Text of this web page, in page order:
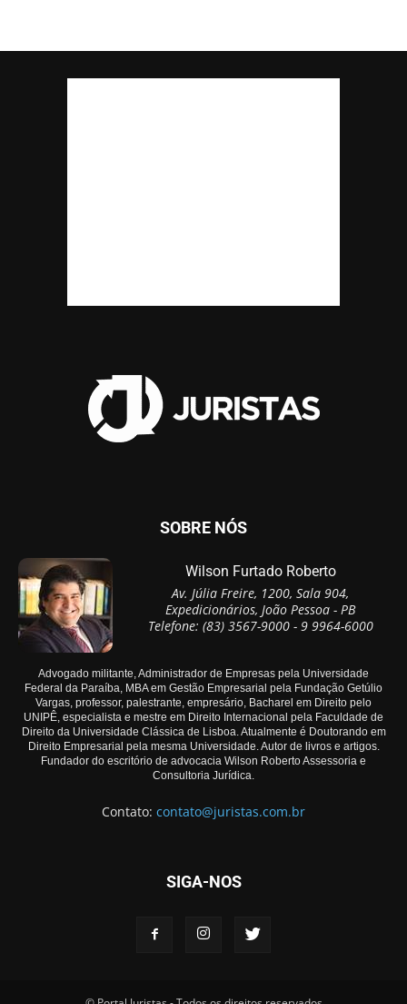
SOBRE NÓS
Wilson Furtado Roberto
Av. Júlia Freire, 1200, Sala 904,
Expedicionários, João Pessoa - PB
Telefone: (83) 3567-9000 - 9 9964-6000
Advogado militante, Administrador de Empresas pela Universidade
Federal da Paraíba, MBA em Gestão Empresarial pela Fundação Getúlio
Vargas, professor, palestrante, empresário, Bacharel em Direito pelo
UNIPÊ, especialista e mestre em Direito Internacional pela Faculdade de
Direito da Universidade Clássica de Lisboa. Atualmente é Doutorando em
Direito Empresarial pela mesma Universidade. Autor de livros e artigos.
Fundador do escritório de advocacia Wilson Roberto Assessoria e
Consultoria Jurídica.
Contato: contato@juristas.com.br
SIGA-NOS